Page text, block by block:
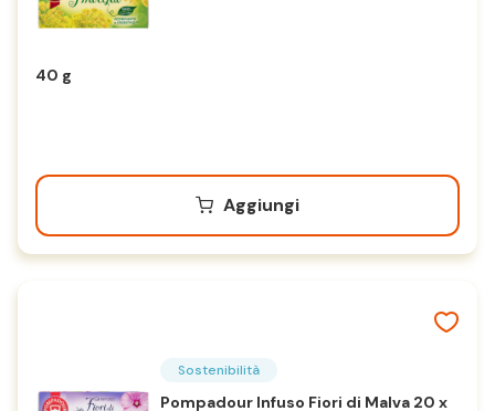
40 g
Aggiungi
Sostenibilità
Pompadour Infuso Fiori di Malva 20 x